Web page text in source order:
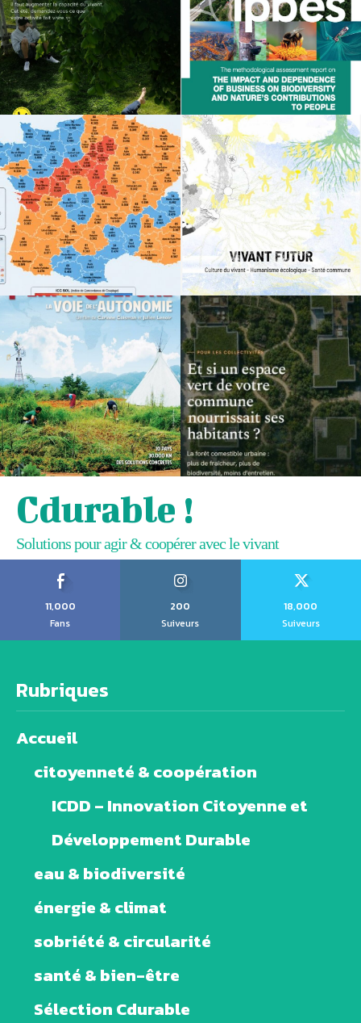
Cdurable !
Solutions pour agir & coopérer avec le vivant
11,000
Fans
200
Suiveurs
18,000
Suiveurs
Rubriques
Accueil
citoyenneté & coopération
ICDD – Innovation Citoyenne et
Développement Durable
eau & biodiversité
énergie & climat
sobriété & circularité
santé & bien-être
Sélection Cdurable